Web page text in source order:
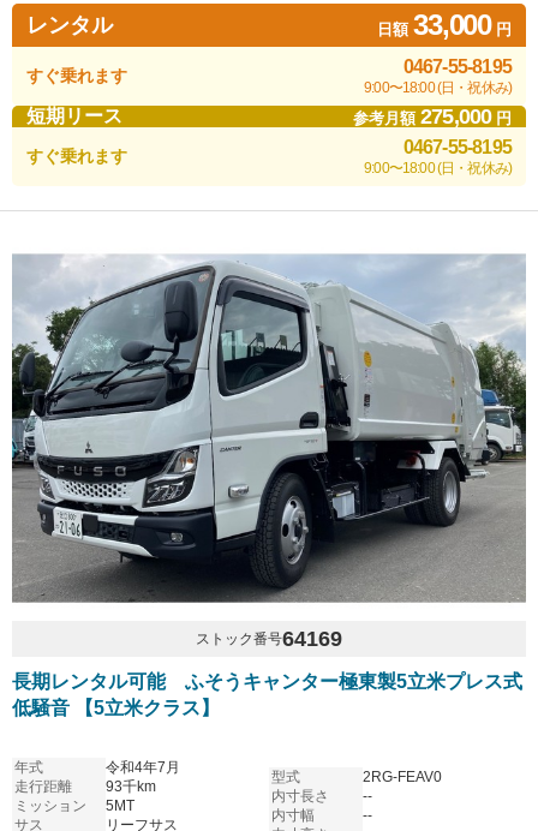
レンタル 日額33,000円
すぐ乗れます 0467-55-8195
9:00〜18:00 (日・祝休み)
短期リース 参考月額275,000円
すぐ乗れます 0467-55-8195
9:00〜18:00 (日・祝休み)
ストック番号64169
長期レンタル可能 ふそうキャンター極東製5立米プレス式
低騒音 【5立米クラス】
年式
令和4年7月
走行距離
93千km
ミッション
5MT
サス
リーフサス
型式
2RG-FEAV0
内寸長さ
--
内寸幅
--